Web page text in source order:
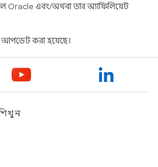
Oracle এবং/অথবা তার অ্যাফিলিয়েট
করা হয়েছে।